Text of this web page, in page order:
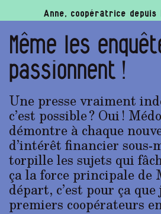
Anne, coopératrice
Même les
passionnent !
Une presse vraiment
c’est possible ? Oui !
démontre à chaque
d’intérêt financier sous-
torpille les sujets qui
ça la force principale de
départ, c’est pour ça
premiers coopérateurs